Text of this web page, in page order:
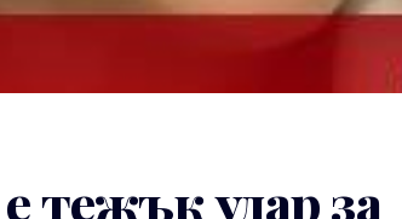
тежък удар за